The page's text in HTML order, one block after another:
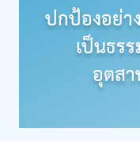
ปกป้องอย่า
เป็นธร
อุตส